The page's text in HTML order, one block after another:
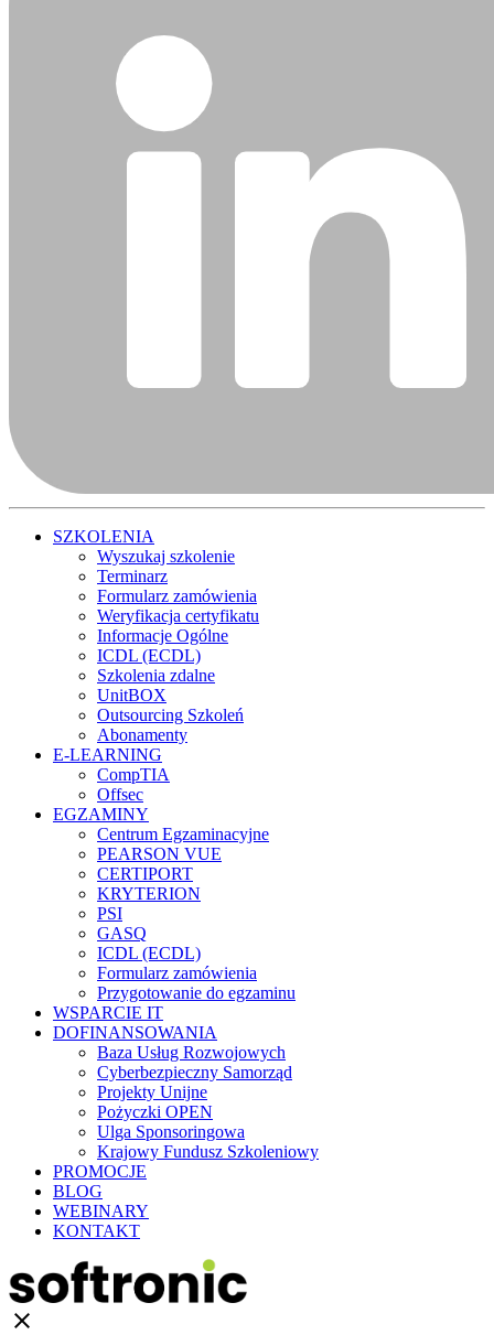
SZKOLENIA
Wyszukaj szkolenie
Terminarz
Formularz zamówienia
Weryfikacja certyfikatu
Informacje Ogólne
ICDL (ECDL)
Szkolenia zdalne
UnitBOX
Outsourcing Szkoleń
Abonamenty
E-LEARNING
CompTIA
Offsec
EGZAMINY
Centrum Egzaminacyjne
PEARSON VUE
CERTIPORT
KRYTERION
PSI
GASQ
ICDL (ECDL)
Formularz zamówienia
Przygotowanie do egzaminu
WSPARCIE IT
DOFINANSOWANIA
Baza Usług Rozwojowych
Cyberbezpieczny Samorząd
Projekty Unijne
Pożyczki OPEN
Ulga Sponsoringowa
Krajowy Fundusz Szkoleniowy
PROMOCJE
BLOG
WEBINARY
KONTAKT
clear